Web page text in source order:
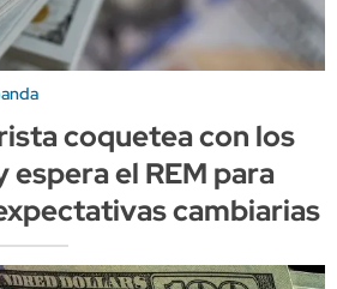
coquetea con los
espera el REM para
cambiarias